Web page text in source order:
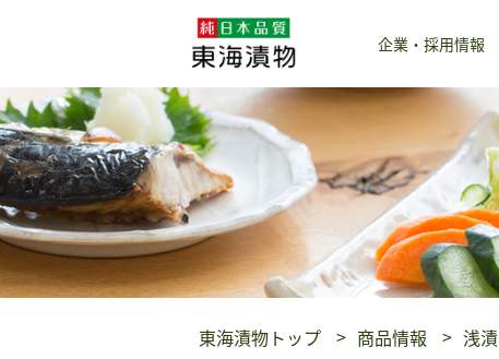
企業・採用情報
東海漬物トップ 商品情報 浅漬